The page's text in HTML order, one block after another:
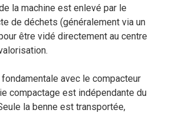
la machine est enlevé par le
de déchets (généralement via un
être vidé directement au centre
avec le compacteur
compactage est indépendante du
la benne est transportée,